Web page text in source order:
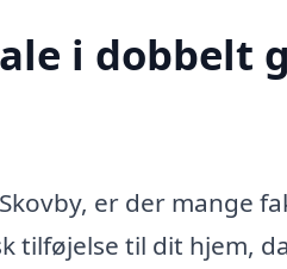
i dobbelt
er der mange
tilføjelse til dit hjem,